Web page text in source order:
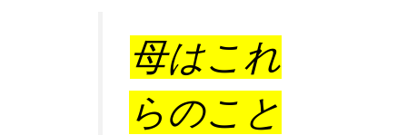
母はこれ
らのこと